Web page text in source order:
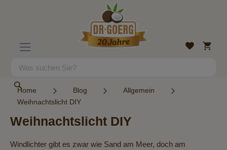
Suche
Wunschliste
Mein
Home Blog
Allgemein
Weihnachtslicht DIY
Weihnachtslicht DIY
Windlichter gibt es zwar wie Sand am Meer, doch am